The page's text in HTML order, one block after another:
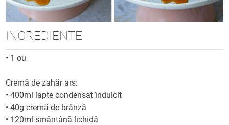
INGREDIENTE
• 1 ou
Cremă de zahăr ars:
•400ml lapte condensat îndulcit
•40g cremă de brânză
• 120ml smântână lichidă